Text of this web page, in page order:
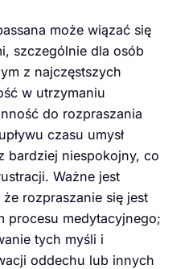
może wiązać się
szczególnie dla osób
z najczęstszych
w utrzymaniu
do rozpraszania
czasu umysł
bardziej niespokojny, co
Ważne jest
rozpraszanie się jest
procesu medytacyjnego;
tych myśli i
oddechu lub innych